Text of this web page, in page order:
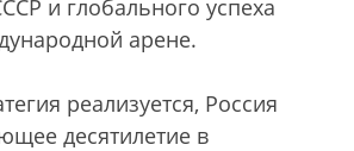
и глобального успеха
арене.
реализуется, Россия
десятилетие в